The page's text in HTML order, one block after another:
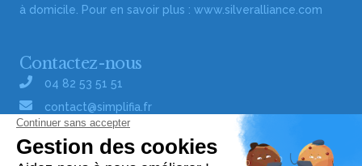
à domicile. Pour en savoir plus : www.silveralliance.com
Contactez-nous
04 82 53 51 51
contact@simplifia.fr
Réseaux sociaux